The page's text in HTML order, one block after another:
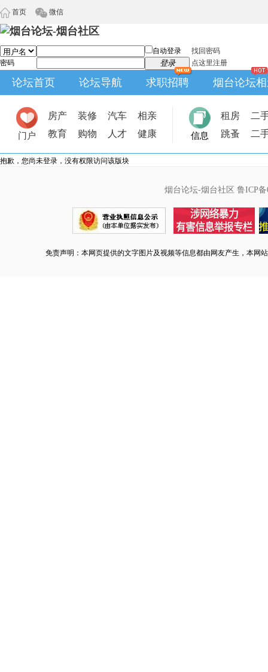
首页 微信
自动登录
找回密码
密码
登录 点这里注册
论坛首页 论坛导航 求职招聘 烟台论坛
门户
房产 装修 汽车
相亲
教育
购物 人才 健康 信息
租房
二
跳蚤
二
抱歉，您尚未登录，没有权限访问该版块
烟台论坛-烟台社区 鲁ICP备
免责声明：本网页提供的文字图片及视频等信息都由网友产生，本网